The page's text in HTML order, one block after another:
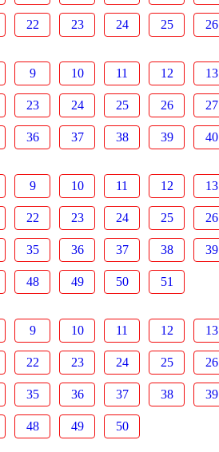
22 23 24 25 26
9 10 11 12 13
23 24 25 26 27
36 37 38 39 40
9 10 11 12 13
22 23 24 25 26
35 36 37 38 39
48 49 50 51
9 10 11 12 13
22 23 24 25 26
35 36 37 38 39
48 49 50